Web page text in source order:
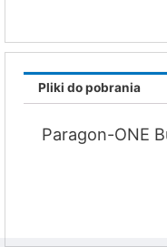
Pliki do pobrania
Paragon-ONE